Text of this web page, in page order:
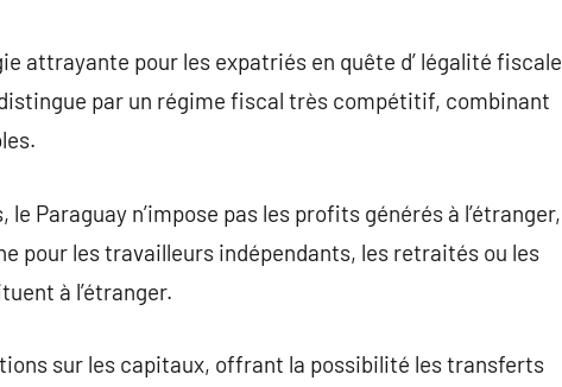
attrayante pour les expatriés en quête d’ légalité fiscale
distingue par un régime fiscal très compétitif, combinant
Paraguay n’impose pas les profits générés à l’étranger,
pour les travailleurs indépendants, les retraités ou les
à l’étranger.
sur les capitaux, offrant la possibilité les transferts